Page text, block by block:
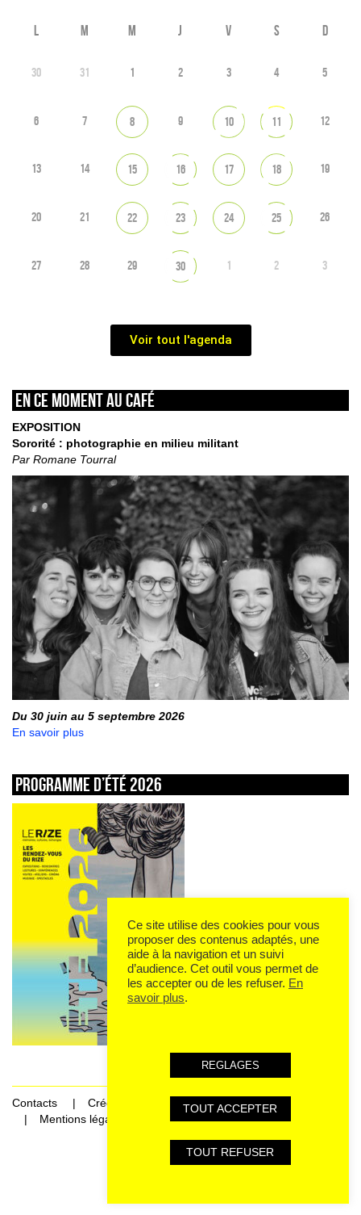
L M M J V S D
30 31 1 2 3 4 5
6 7 8 9 10 11 12
13 14 15 16 17 18 19
20 21 22 23 24 25 26
27 28 29 30 1 2 3
Voir tout l'agenda
En ce moment au café
EXPOSITION
Sororité : photographie en milieu militant
Par Romane Tourral
Du 30 juin au 5 septembre 2026
En savoir plus
Programme d’été 2026
Contacts
Crédits
Mentions légales et données personnelles
Ce site utilise des cookies pour vous
proposer des contenus adaptés, une
aide à la navigation et un suivi
d’audience. Cet outil vous permet de
les accepter ou de les refuser. En
savoir plus.
REGLAGES
TOUT ACCEPTER
TOUT REFUSER